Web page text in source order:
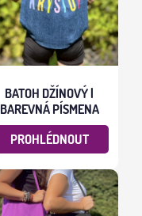
BATOH DŽÍNOVÝ |
BAREVNÁ PÍSMENA
PROHLÉDNOUT